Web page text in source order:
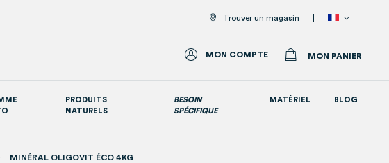
Trouver un magasin
MON COMPTE MON PANIER
PRODUITS
NATURELS
BESOIN
SPÉCIFIQUE
MATÉRIEL BLOG
MINÉRAL OLIGOVIT ÉCO 4KG